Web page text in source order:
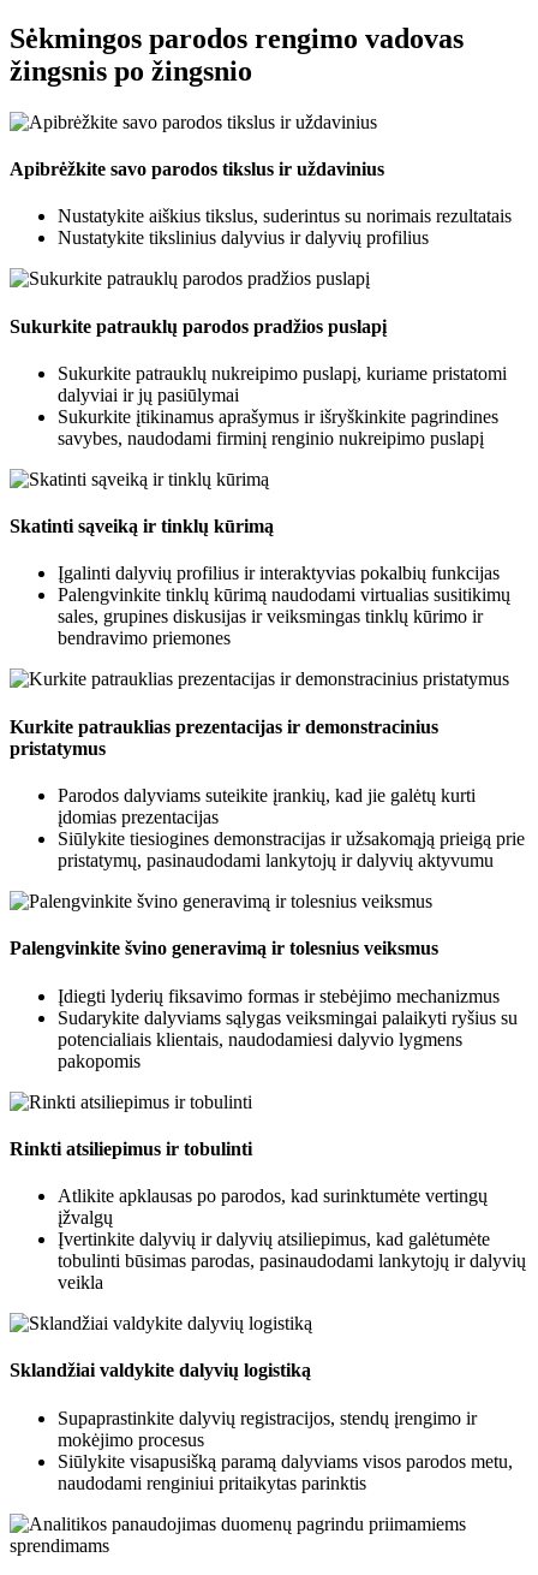
Sėkmingos parodos rengimo vadovas
žingsnis po žingsnio
Apibrėžkite savo parodos tikslus ir uždavinius
Nustatykite aiškius tikslus, suderintus su norimais rezultatais
Nustatykite tikslinius dalyvius ir dalyvių profilius
Sukurkite patrauklų parodos pradžios puslapį
Sukurkite patrauklų nukreipimo puslapį, kuriame pristatomi
dalyviai ir jų pasiūlymai
Sukurkite įtikinamus aprašymus ir išryškinkite pagrindines
savybes, naudodami firminį renginio nukreipimo puslapį
Skatinti sąveiką ir tinklų kūrimą
Įgalinti dalyvių profilius ir interaktyvias pokalbių funkcijas
Palengvinkite tinklų kūrimą naudodami virtualias susitikimų
sales, grupines diskusijas ir veiksmingas tinklų kūrimo ir
bendravimo priemones
Kurkite patrauklias prezentacijas ir demonstracinius
pristatymus
Parodos dalyviams suteikite įrankių, kad jie galėtų kurti
įdomias prezentacijas
Siūlykite tiesiogines demonstracijas ir užsakomąją prieigą prie
pristatymų, pasinaudodami lankytojų ir dalyvių aktyvumu
Palengvinkite švino generavimą ir tolesnius veiksmus
Įdiegti lyderių fiksavimo formas ir stebėjimo mechanizmus
Sudarykite dalyviams sąlygas veiksmingai palaikyti ryšius su
potencialiais klientais, naudodamiesi dalyvio lygmens
pakopomis
Rinkti atsiliepimus ir tobulinti
Atlikite apklausas po parodos, kad surinktumėte vertingų
įžvalgų
Įvertinkite dalyvių ir dalyvių atsiliepimus, kad galėtumėte
tobulinti būsimas parodas, pasinaudodami lankytojų ir dalyvių
veikla
Sklandžiai valdykite dalyvių logistiką
Supaprastinkite dalyvių registracijos, stendų įrengimo ir
mokėjimo procesus
Siūlykite visapusišką paramą dalyviams visos parodos metu,
naudodami renginiui pritaikytas parinktis